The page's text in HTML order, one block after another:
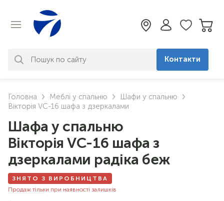
знайдено. Уточніть свій запит
Контакти
Головна Меблі у спальню
Шафи у спальню
Вікторія VC-16 шафа з дзеркалами
Шафа у спальню
Вікторія VC-16 шафа з
дзеркалами радіка беж
ЗНЯТО З ВИРОБНИЦТВА
Продаж тільки при наявності залишків